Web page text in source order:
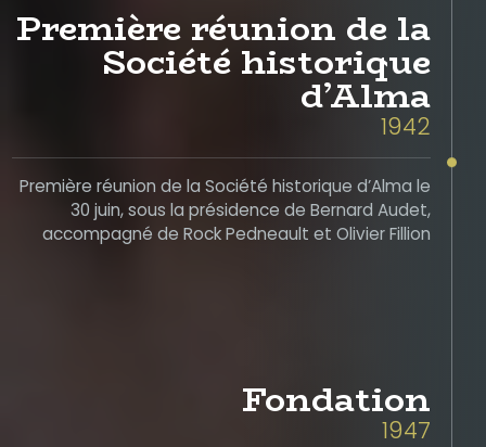
Première réunion de la
Société historique
d’Alma
1942
Première réunion de la Société historique d’Alma le
30 juin, sous la présidence de Bernard Audet,
accompagné de Rock Pedneault et Olivier Fillion
Fondation
1947